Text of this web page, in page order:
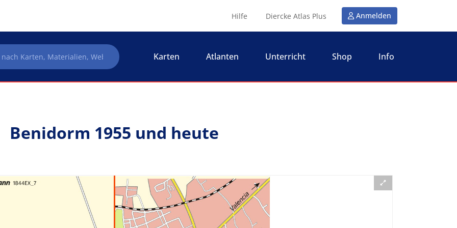
Hilfe Diercke Atlas Plus Anmelden
Karten Atlanten Unterricht Shop Info
Benidorm 1955 und heute